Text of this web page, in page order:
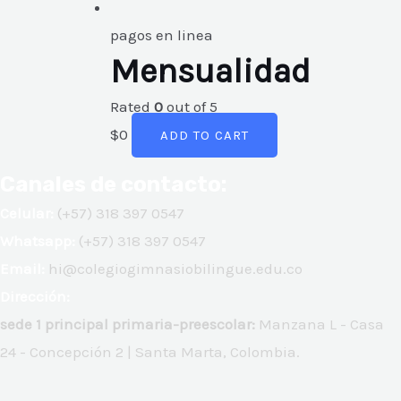
pagos en linea
Mensualidad
Rated 0 out of 5
$0 ADD TO CART
(+57) 318 397 0547
(+57) 318 397 0547
hi@colegiogimnasiobilingue.edu.co
sede 1 principal primaria-preescolar: Manzana L - Casa
24 - Concepción 2 | Santa Marta, Colombia.